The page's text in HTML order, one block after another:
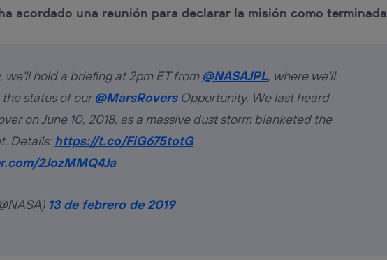
acordado una reunión para declarar la misión como terminada
we'll hold a briefing at 2pm ET from @NASAJPL, where we'll
status of our@MarsRoversOpportunity. We last heard
on June 10, 2018, as a massive dust storm blanketed the
Details:https://t.co/FiG675totG
2JozMMQ4Ja
13 de febrero de 2019